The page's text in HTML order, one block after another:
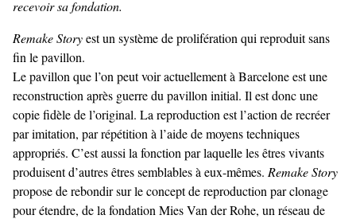
recevoir sa fondation.
Remake Storyest un système de prolifération qui reproduit sans
fin le pavillon.
Le pavillon que l’on peut voir actuellement à Barcelone est une
reconstruction après guerre du pavillon initial. Il est donc une
copie fidèle de l’original. La reproduction est l’action de recréer
par imitation, par répétition à l’aide de moyens techniques
appropriés. C’est aussi la fonction par laquelle les êtres vivants
produisent d’autres êtres semblables à eux-mêmes. Remake Story
propose de rebondir sur le concept de reproduction par clonage
pour étendre, de la fondation Mies Van der Rohe, un réseau de